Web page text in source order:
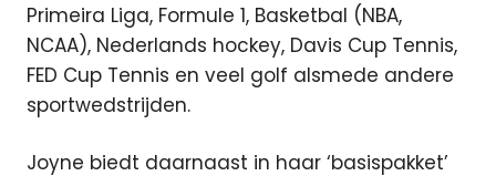
Primeira Liga, Formule 1, Basketbal (NBA,
NCAA), Nederlands hockey, Davis Cup Tennis,
FED Cup Tennis en veel golf alsmede andere
sportwedstrijden.
Joyne biedt daarnaast in haar ‘basispakket’